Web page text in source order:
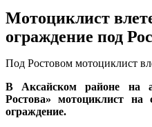
Мотоциклист
ограждение под
Под Ростовом мотоциклист
В Аксайском районе на
Ростова» мотоциклист на
ограждение.